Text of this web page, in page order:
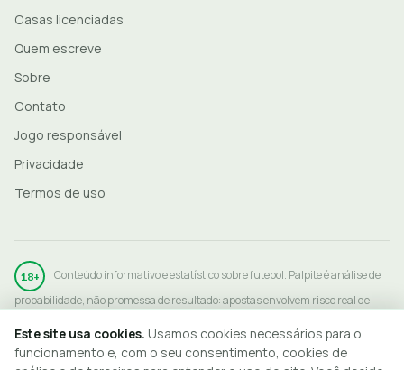
Casas licenciadas
Quem escreve
Sobre
Contato
Jogo responsável
Privacidade
Termos de uso
18+
Conteúdo informativo e estatístico sobre futebol. Palpite é análise de
probabilidade, não promessa de resultado: apostas envolvem risco real de
pela SPA/MF, e procure ajuda se o jogo deixar de ser diversão:
jogoresponsavel.org.br. ©2026PTDF.
Este site usa cookies. Usamos cookies necessários para o
funcionamento e, com o seu consentimento, cookies de